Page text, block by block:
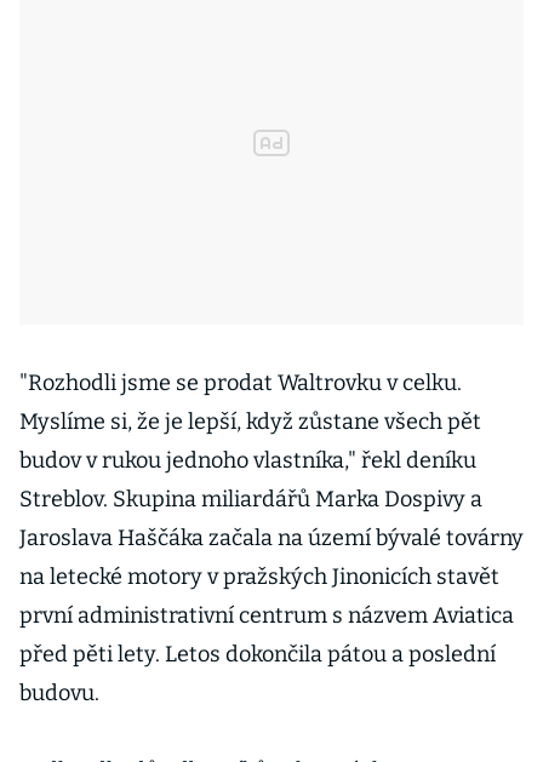
"Rozhodli jsme se prodat Waltrovku v celku.
Myslíme si, že je lepší, když zůstane všech pět
budov v rukou jednoho vlastníka," řekl deníku
Streblov. Skupina miliardářů Marka Dospivy a
Jaroslava Haščáka začala na území bývalé továrny
na letecké motory v pražských Jinonicích stavět
první administrativní centrum s názvem Aviatica
před pěti lety. Letos dokončila pátou a poslední
budovu.